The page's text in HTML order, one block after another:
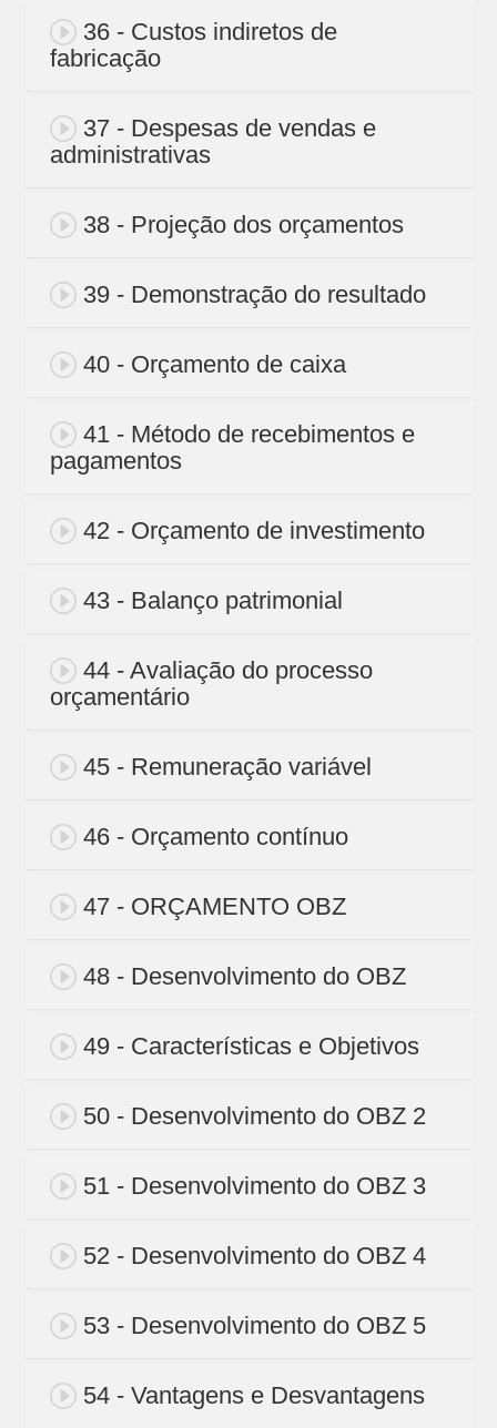
36 - Custos indiretos de
fabricação
37 - Despesas de vendas e
administrativas
38 - Projeção dos orçamentos
39 - Demonstração do resultado
40 - Orçamento de caixa
41 - Método de recebimentos e
pagamentos
42 - Orçamento de investimento
43 - Balanço patrimonial
44 - Avaliação do processo
orçamentário
45 - Remuneração variável
46 - Orçamento contínuo
47 - ORÇAMENTO OBZ
48 - Desenvolvimento do OBZ
49 - Características e Objetivos
50 - Desenvolvimento do OBZ 2
51 - Desenvolvimento do OBZ 3
52 - Desenvolvimento do OBZ 4
53 - Desenvolvimento do OBZ 5
54 - Vantagens e Desvantagens